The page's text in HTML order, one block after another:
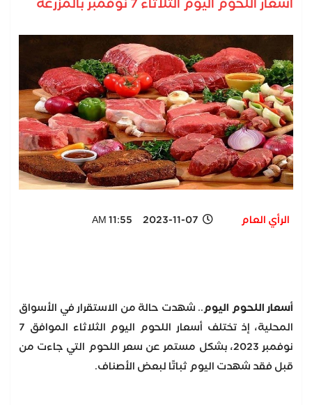
أسعار اللحوم اليوم الثلاثاء 7 نوفمبر بالمزرعة
الرأي العام 2023-11-07 11:55 AM
أسعار اللحوم اليوم .. شهدت حالة من الاستقرار في الأسواق
المحلية، إذ تختلف أسعار اللحوم اليوم الثلاثاء الموافق 7
نوفمبر 2023، بشكل مستمر عن سعر اللحوم التي جاءت من
قبل فقد شهدت اليوم ثباتًا لبعض الأصناف.